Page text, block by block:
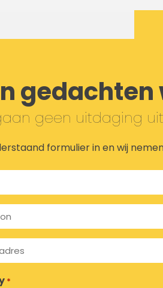
gedachten
geen uitdaging
formulier in en wij
*